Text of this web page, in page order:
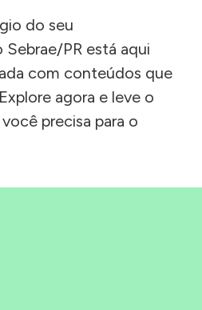
do seu
PR está aqui
com conteúdos que
agora e leve o
precisa para o